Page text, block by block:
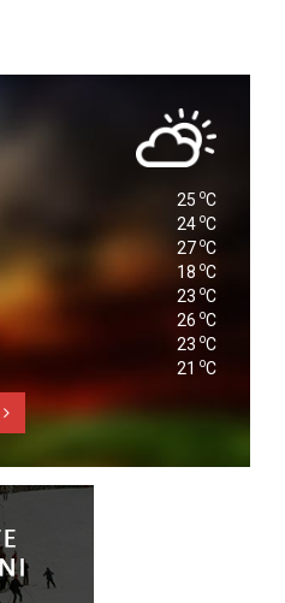
25 oC
24 oC
27 oC
18 oC
23 oC
26 oC
23 oC
21 oC